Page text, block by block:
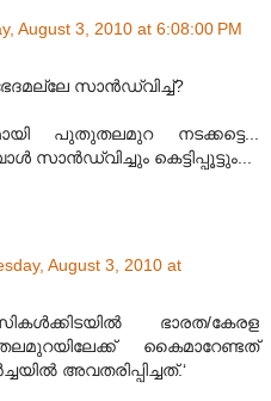
August 3, 2010 at 6:08:00 PM
സാൻഡ്‌വിച്ച്‌?
പുതുതലമുറ നടക്കട്ടെ...
കെട്ടിപ്പൂട്ടും...
August 3, 2010 at
ഭാരത/കേരള
കൈമാറേണ്ടത്
അവതരിപ്പിച്ചത്.‘